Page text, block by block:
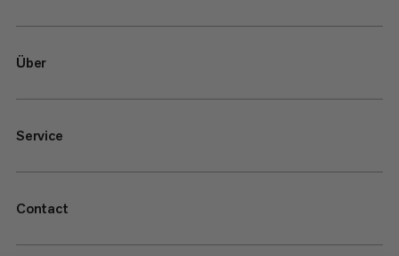
Über
Service
Contact